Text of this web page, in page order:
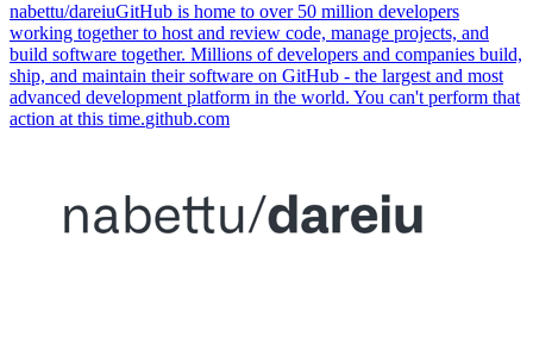
nabettu/dareiuGitHub is home to over 50 million developers
working together to host and review code, manage projects, and
build software together. Millions of developers and companies build,
ship, and maintain their software on GitHub - the largest and most
advanced development platform in the world. You can't perform that
action at this time.github.com